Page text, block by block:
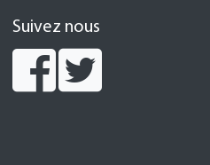
Suivez nous